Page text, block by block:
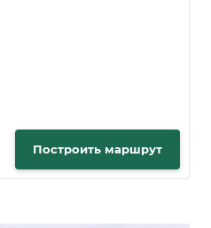
Построить маршрут